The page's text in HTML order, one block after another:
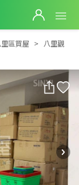
泉店面首選歡迎約
區買屋
八里觀